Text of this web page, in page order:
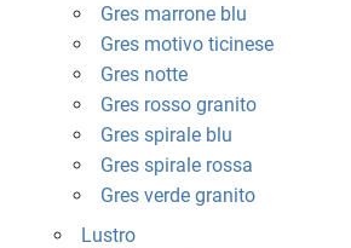
Gres marrone blu
Gres motivo ticinese
Gres notte
Gres rosso granito
Gres spirale blu
Gres spirale rossa
Gres verde granito
Lustro